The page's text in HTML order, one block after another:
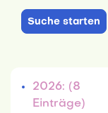
2026: (8
Einträge)